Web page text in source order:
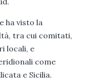
ha visto la
tra cui comitati,
locali, e
come
e Sicilia.